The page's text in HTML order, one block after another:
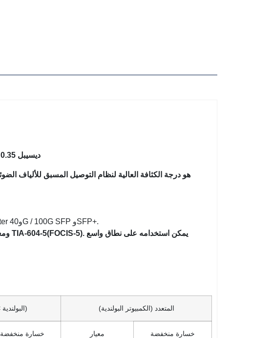
تطبيق الموصل الداخلي في معدات الألياف مثل Splitter و40G / 100G SFP وSFP+.
الوضع الفردي (APC البولندية) المتعدد (الكمبيوتر البولندية)
خسارة منخفضة معيار خسارة منخفضة